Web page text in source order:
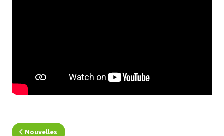
Nouvelles